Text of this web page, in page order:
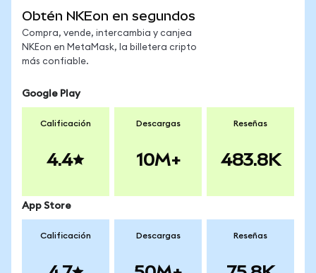
Obtén NKEon en segundos
Compra, vende, intercambia y canjea
NKEon en MetaMask, la billetera cripto
más confiable.
Google Play
Calificación
4.4
Descargas
10M+
Reseñas
483.8K
App Store
Calificación Descargas Reseñas